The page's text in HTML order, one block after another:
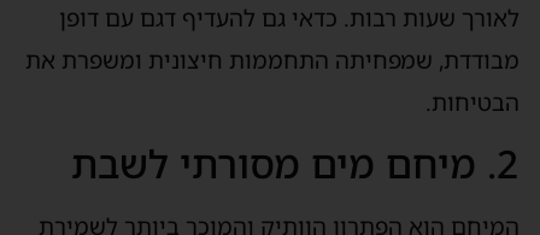
לאורך שעות רבות. כדאי גם להעדיף דגם עם דופן
מבודדת, שמפחיתה התחממות חיצונית ומשפרת את
הבטיחות.
2. מיחם מים מסורתי לשבת
המיחם הוא הפתרון הוותיק והמוכר ביותר לשמירת